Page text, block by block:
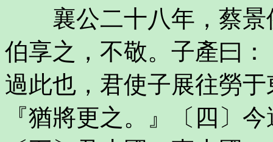
襄公二十八年，蔡景
伯享之，不敬。子產曰
過此也，君使子展往勞
『猶將更之。』〔四〕